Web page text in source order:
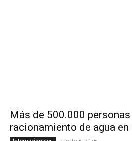
Más de 500.000
racionamiento de agua